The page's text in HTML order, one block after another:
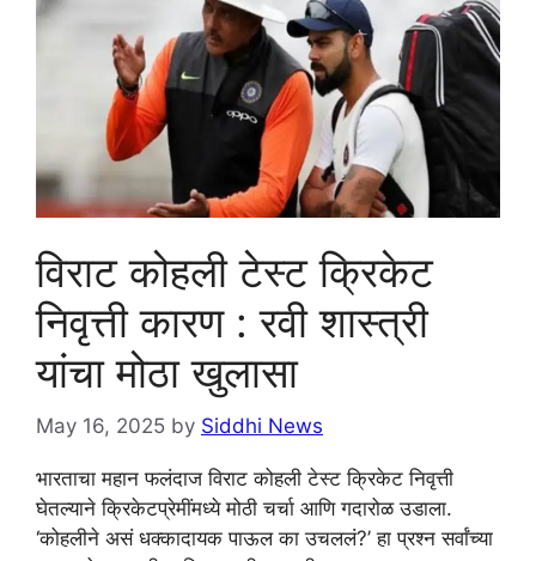
विराट कोहली टेस्ट क्रिकेट
निवृत्ती कारण : रवी शास्त्री
यांचा मोठा खुलासा
May 16, 2025 by Siddhi News
भारताचा महान फलंदाज विराट कोहली टेस्ट क्रिकेट निवृत्ती
घेतल्याने क्रिकेटप्रेमींमध्ये मोठी चर्चा आणि गदारोळ उडाला.
‘कोहलीने असं धक्कादायक पाऊल का उचललं?’ हा प्रश्न सर्वांच्या